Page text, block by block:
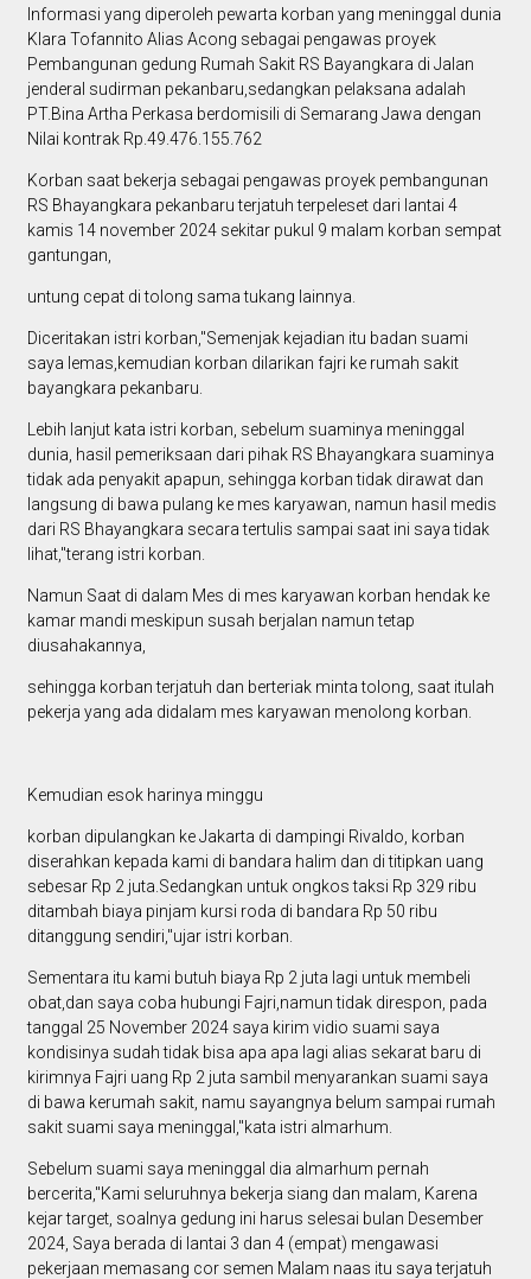
Informasi yang diperoleh pewarta korban yang meninggal dunia
Klara Tofannito Alias Acong sebagai pengawas proyek
Pembangunan gedung Rumah Sakit RS Bayangkara di Jalan
jenderal sudirman pekanbaru,sedangkan pelaksana adalah
PT.Bina Artha Perkasa berdomisili di Semarang Jawa dengan
Nilai kontrak Rp.49.476.155.762
Korban saat bekerja sebagai pengawas proyek pembangunan
RS Bhayangkara pekanbaru terjatuh terpeleset dari lantai 4
kamis 14 november 2024 sekitar pukul 9 malam korban sempat
gantungan,
untung cepat di tolong sama tukang lainnya.
Diceritakan istri korban,"Semenjak kejadian itu badan suami
saya lemas,kemudian korban dilarikan fajri ke rumah sakit
bayangkara pekanbaru.
Lebih lanjut kata istri korban, sebelum suaminya meninggal
dunia, hasil pemeriksaan dari pihak RS Bhayangkara suaminya
tidak ada penyakit apapun, sehingga korban tidak dirawat dan
langsung di bawa pulang ke mes karyawan, namun hasil medis
dari RS Bhayangkara secara tertulis sampai saat ini saya tidak
lihat,"terang istri korban.
Namun Saat di dalam Mes di mes karyawan korban hendak ke
kamar mandi meskipun susah berjalan namun tetap
diusahakannya,
sehingga korban terjatuh dan berteriak minta tolong, saat itulah
pekerja yang ada didalam mes karyawan menolong korban.
Kemudian esok harinya minggu
korban dipulangkan ke Jakarta di dampingi Rivaldo, korban
diserahkan kepada kami di bandara halim dan di titipkan uang
sebesar Rp 2 juta.Sedangkan untuk ongkos taksi Rp 329 ribu
ditambah biaya pinjam kursi roda di bandara Rp 50 ribu
ditanggung sendiri,"ujar istri korban.
Sementara itu kami butuh biaya Rp 2 juta lagi untuk membeli
obat,dan saya coba hubungi Fajri,namun tidak direspon, pada
tanggal 25 November 2024 saya kirim vidio suami saya
kondisinya sudah tidak bisa apa apa lagi alias sekarat baru di
kirimnya Fajri uang Rp 2 juta sambil menyarankan suami saya
di bawa kerumah sakit, namu sayangnya belum sampai rumah
sakit suami saya meninggal,"kata istri almarhum.
Sebelum suami saya meninggal dia almarhum pernah
bercerita,"Kami seluruhnya bekerja siang dan malam, Karena
kejar target, soalnya gedung ini harus selesai bulan Desember
2024, Saya berada di lantai 3 dan 4 (empat) mengawasi
pekerjaan memasang cor semen Malam naas itu saya terjatuh